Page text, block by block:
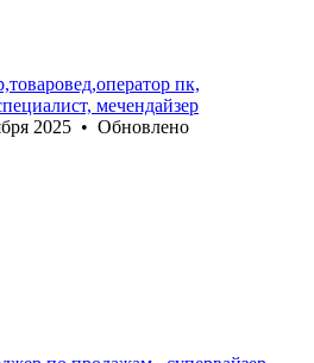
пк,
мечендайзер
2025 • Обновлено